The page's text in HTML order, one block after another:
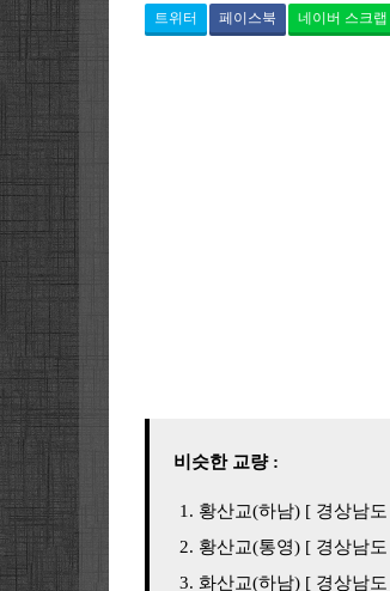
트위터 페이스북 네이버 스크랩
비슷한 교량 :
황산교(하남) [ 경상남
황산교(통영) [ 경상남
화산교(하남) [ 경상남